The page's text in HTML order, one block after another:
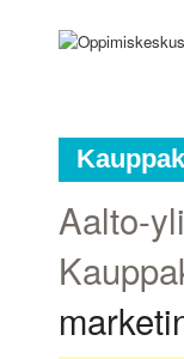
Aalto-